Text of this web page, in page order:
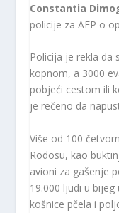
Constantia
policije za AFP o
Policija je rekla da
kopnom, a 3000
pobjeći cestom ili
je rečeno da
Više od 100
Rodosu, kao
avioni za gašenje
19.000 ljudi u
košnice pčela i